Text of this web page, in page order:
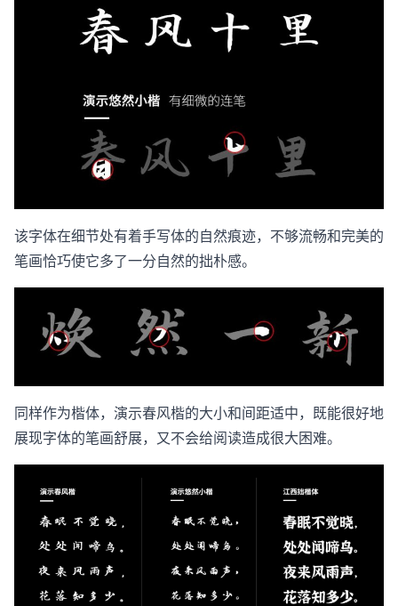
该字体在细节处有着手写体的自然痕迹，不够流畅和完美的
笔画恰巧使它多了一分自然的拙朴感。
同样作为楷体，演示春风楷的大小和间距适中，既能很好地
展现字体的笔画舒展，又不会给阅读造成很大困难。